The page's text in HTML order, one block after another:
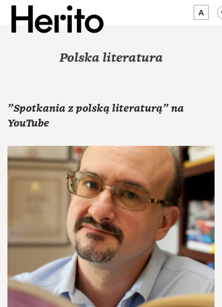
MAMY NA OKU
JĘZYK: PL
Polska literatura
"Spotkania z polską literaturą" na
YouTube